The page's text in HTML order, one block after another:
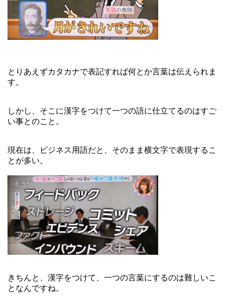
とりあえずカタカナで表記すれば何とか言葉は伝えられま
す。
しかし、そこに漢字をつけて一つの語に仕立てるのはすご
い事とのこと。
現在は、ビジネス用語だと、そのまま横文字で表現するこ
とが多い。
きちんと、漢字をつけて、一つの言葉にするのは難しいこ
となんですね。